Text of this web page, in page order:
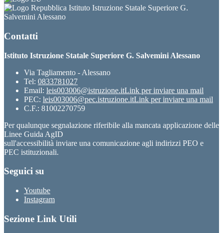
Istituto Istruzione Statale Superiore G.
Salvemini Alessano
Contatti
Istituto Istruzione Statale Superiore G. Salvemini Alessano
Via Tagliamento - Alessano
Tel: 0833781027
Email: leis003006@istruzione.itLink per inviare una mail
PEC: leis003006@pec.istruzione.itLink per inviare una mail
C.F.: 81002270759
Per qualunque segnalazione riferibile alla mancata applicazione delle
Linee Guida AgID
sull'accessibilità inviare una comunicazione agli indirizzi PEO e
PEC istituzionali.
Seguici su
Youtube
Instagram
Sezione Link Utili